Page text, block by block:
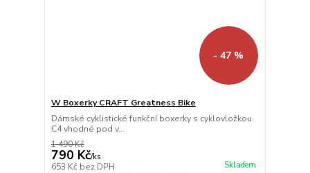
- 47 %
W Boxerky CRAFT Greatness Bike
Dámské cyklistické funkční boxerky s cyklovložkou
C4 vhodné pod v...
1 490 Kč
790 Kč/ks
653 Kč bez DPH Skladem